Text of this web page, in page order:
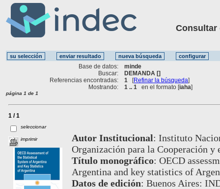
Consultar
Base de datos:
minde
Buscar:
DEMANDA []
Referencias encontradas:
1 [Refinar la búsqueda]
Mostrando:
1 .. 1 en el formato [iaha]
página 1 de 1
1 / 1
seleccionar
imprimir Autor Institucional: Instituto
Organización para la Cooperación
Título monográfico: OECD
Argentina and key statistics of
Datos de edición: Buenos Aires: